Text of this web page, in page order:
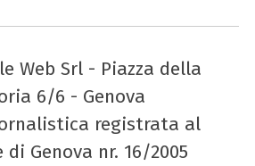
Web Srl - Piazza della
6/6 - Genova
registrata al
Genova nr. 16/2005